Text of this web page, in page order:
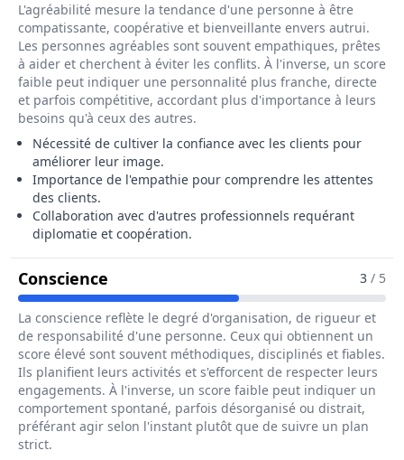
L'agréabilité mesure la tendance d'une personne à être
compatissante, coopérative et bienveillante envers autrui.
Les personnes agréables sont souvent empathiques, prêtes
à aider et cherchent à éviter les conflits. À l'inverse, un score
faible peut indiquer une personnalité plus franche, directe
et parfois compétitive, accordant plus d'importance à leurs
besoins qu'à ceux des autres.
Nécessité de cultiver la confiance avec les clients pour
améliorer leur image.
Importance de l'empathie pour comprendre les attentes
des clients.
Collaboration avec d'autres professionnels requérant
diplomatie et coopération.
Conscience Pour Le Métier De Conseiller / 3 / 5
La conscience reflète le degré d'organisation, de rigueur et
de responsabilité d'une personne. Ceux qui obtiennent un
score élevé sont souvent méthodiques, disciplinés et fiables.
Ils planifient leurs activités et s'efforcent de respecter leurs
engagements. À l'inverse, un score faible peut indiquer un
comportement spontané, parfois désorganisé ou distrait,
préférant agir selon l'instant plutôt que de suivre un plan
strict.